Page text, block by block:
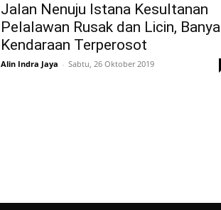
Jalan Nenuju Istana Kesultanan
Pelalawan Rusak dan Licin,
Kendaraan Terperosot
Alin Indra Jaya - Sabtu, 26 Oktober 2019